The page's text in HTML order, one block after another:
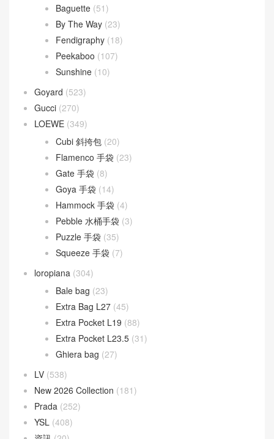
Baguette (51)
By The Way (23)
Fendigraphy (18)
Peekaboo (107)
Sunshine (10)
Goyard (523)
Gucci (270)
LOEWE (349)
Cubi 斜挎包 (20)
Flamenco 手袋 (23)
Gate 手袋 (8)
Goya 手袋 (14)
Hammock 手袋 (4)
Pebble 水桶手袋 (3)
Puzzle 手袋 (35)
Squeeze 手袋 (7)
loropiana (304)
Bale bag (23)
Extra Bag L27 (45)
Extra Pocket L19 (88)
Extra Pocket L23.5 (31)
Ghiera bag (27)
LV (538)
New 2026 Collection (181)
Prada (252)
YSL (408)